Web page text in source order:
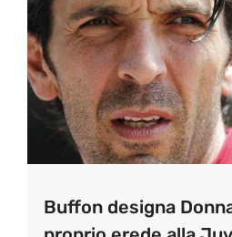
Buffon designa